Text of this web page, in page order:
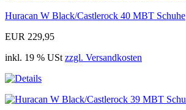
Huracan W Black/Castlerock 40 MBT Schuhe
EUR 229,95
inkl. 19 % USt zzgl. Versandkosten